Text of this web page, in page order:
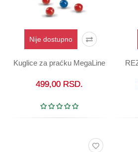
Nije dostupno
Kuglice za praćku MegaLine
499,00 RSD.